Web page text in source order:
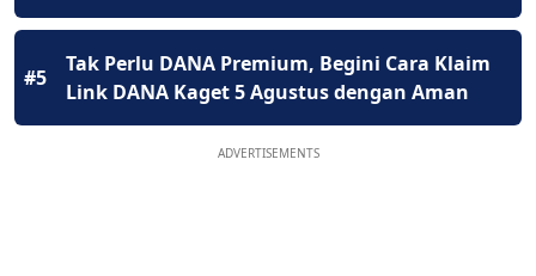
#5
Tak Perlu DANA Premium, Begini Cara Klaim
Link DANA Kaget 5 Agustus dengan Aman
ADVERTISEMENTS